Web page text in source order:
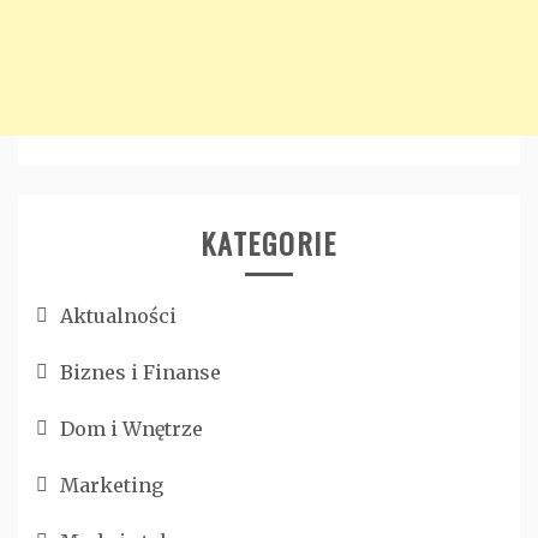
KATEGORIE
Aktualności
Biznes i Finanse
Dom i Wnętrze
Marketing